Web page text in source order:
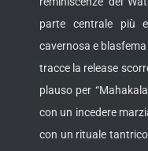
parte centrale più
cavernosa e
tracce la release
plauso per
con un incedere
con un rituale